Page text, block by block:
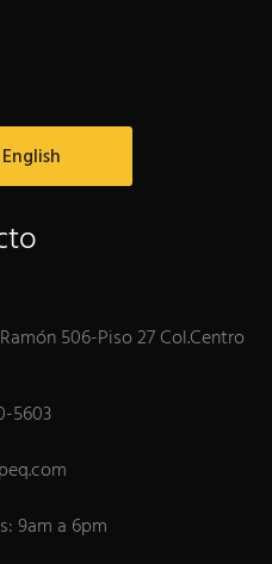
English
506-Piso 27 Col.Centro
5603
9am a 6pm